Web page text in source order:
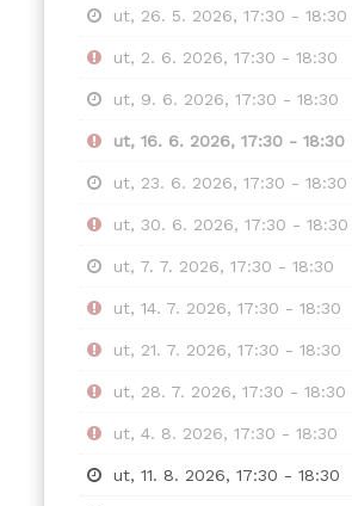
ut, 26. 5. 2026, 17:30 - 18:30
ut, 2. 6. 2026, 17:30 - 18:30
ut, 9. 6. 2026, 17:30 - 18:30
ut, 16. 6. 2026, 17:30 - 18:30
ut, 23. 6. 2026, 17:30 - 18:30
ut, 30. 6. 2026, 17:30 - 18:30
ut, 7. 7. 2026, 17:30 - 18:30
ut, 14. 7. 2026, 17:30 - 18:30
ut, 21. 7. 2026, 17:30 - 18:30
ut, 28. 7. 2026, 17:30 - 18:30
ut, 4. 8. 2026, 17:30 - 18:30
ut, 11. 8. 2026, 17:30 - 18:30